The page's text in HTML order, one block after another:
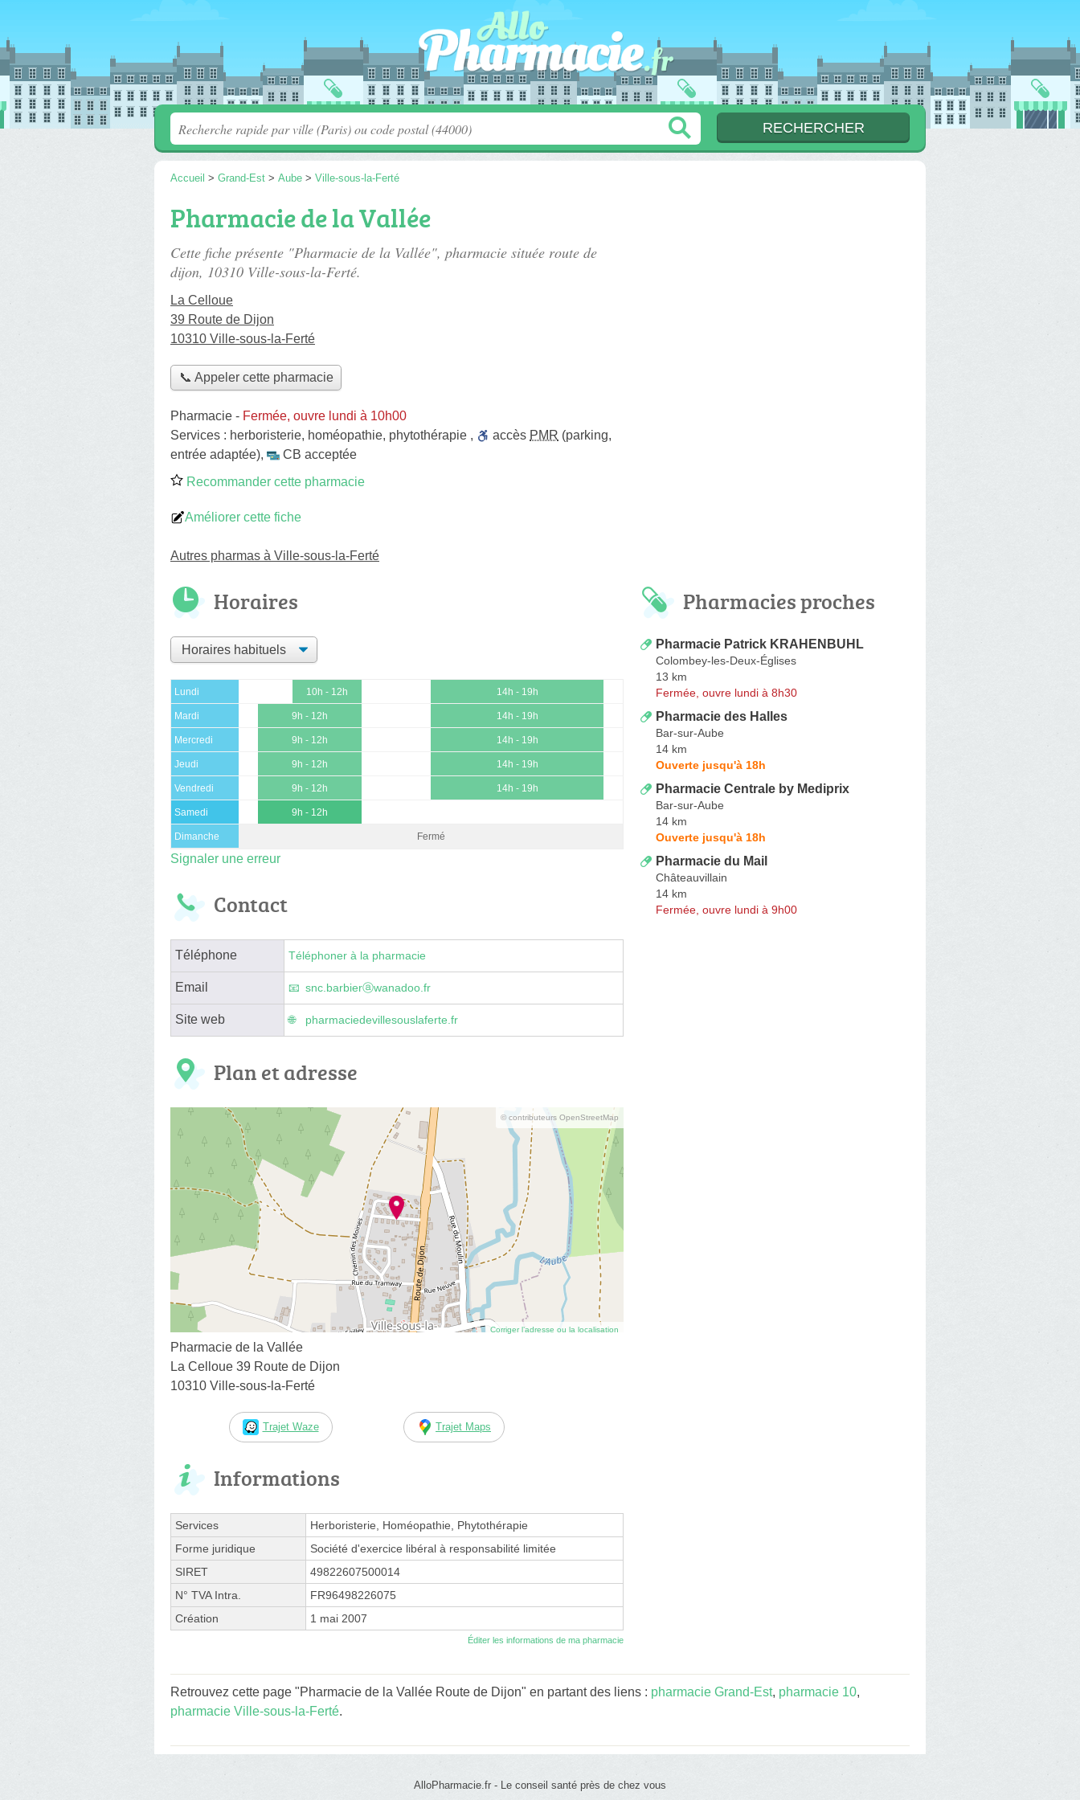
Accueil > Grand-Est > Aube > Ville-sous-la-Ferté
Pharmacie de la Vallée
Cette fiche présente "Pharmacie de la Vallée", pharmacie située route de
dijon, 10310 Ville-sous-la-Ferté.
La Celloue
39 Route de Dijon
10310 Ville-sous-la-Ferté
📞 Appeler cette pharmacie
Pharmacie - Fermée, ouvre lundi à 10h00
Services : herboristerie, homéopathie, phytothérapie , accès PMR (parking,
entrée adaptée),
CB acceptée
Recommander cette pharmacie
Améliorer cette fiche
Autres pharmas à Ville-sous-la-Ferté
Horaires
Lundi 10h - 12h 14h - 19h
Mardi 9h - 12h 14h - 19h
Mercredi 9h - 12h 14h - 19h
Jeudi 9h - 12h 14h - 19h
Vendredi 9h - 12h 14h - 19h
Samedi 9h - 12h
Dimanche Fermé
Signaler une erreur
Contact
Téléphone Téléphoner à la pharmacie
Email snc.barbierⓐwanadoo.fr
Site web pharmaciedevillesouslaferte.fr
Plan et adresse
© contributeurs OpenStreetMap
Corriger l’adresse ou la localisation
Pharmacie de la Vallée
La Celloue 39 Route de Dijon
10310 Ville-sous-la-Ferté
Trajet Waze Trajet Maps
Informations
Services
Herboristerie, Homéopathie, Phytothérapie
Forme juridique
Société d'exercice libéral à responsabilité limitée
SIRET
49822607500014
N° TVA Intra.
FR96498226075
Création
1 mai 2007
Éditer les informations de ma pharmacie
Pharmacies proches
Pharmacie Patrick KRAHENBUHL
Colombey-les-Deux-Églises
13 km
Fermée, ouvre lundi à 8h30
Pharmacie des Halles
Bar-sur-Aube
14 km
Ouverte jusqu'à 18h
Pharmacie Centrale by Mediprix
Bar-sur-Aube
14 km
Ouverte jusqu'à 18h
Pharmacie du Mail
Châteauvillain
14 km
Fermée, ouvre lundi à 9h00
Retrouvez cette page "Pharmacie de la Vallée Route de Dijon" en partant des liens : pharmacie Grand-Est, pharmacie 10,
pharmacie Ville-sous-la-Ferté.
AlloPharmacie.fr - Le conseil santé près de chez vous